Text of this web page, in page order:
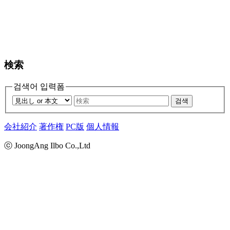
検索
검색어 입력폼
검색
会社紹介 著作権 PC版 個人情報
ⓒ JoongAng Ilbo Co.,Ltd